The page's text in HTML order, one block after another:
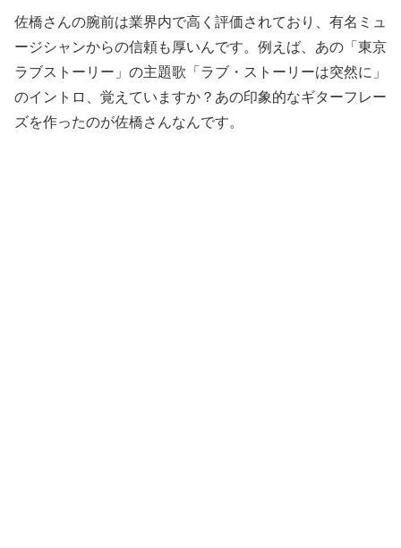
佐橋さんの腕前は業界内で高く評価されており、有名ミュ
ージシャンからの信頼も厚いんです。例えば、あの「東京
ラブストーリー」の主題歌「ラブ・ストーリーは突然に」
のイントロ、覚えていますか？あの印象的なギターフレー
ズを作ったのが佐橋さんなんです。